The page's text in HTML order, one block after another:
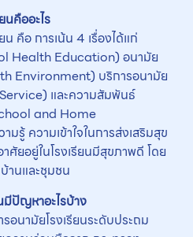
นคืออะไร
น คือ การเน้น 4 เรื่องได้แก่
Health Education) อนามัย
Environment) บริการอนามัย
และความสัมพันธ์
and Home
รู้ ความเข้าใจในการส่งเสริมสุข
ยอยู่ในโรงเรียนมีสุขภาพดี โดย
านและชุมชน
มีปัญหาอะไรบ้าง
อนามัยโรงเรียนระดับประถม